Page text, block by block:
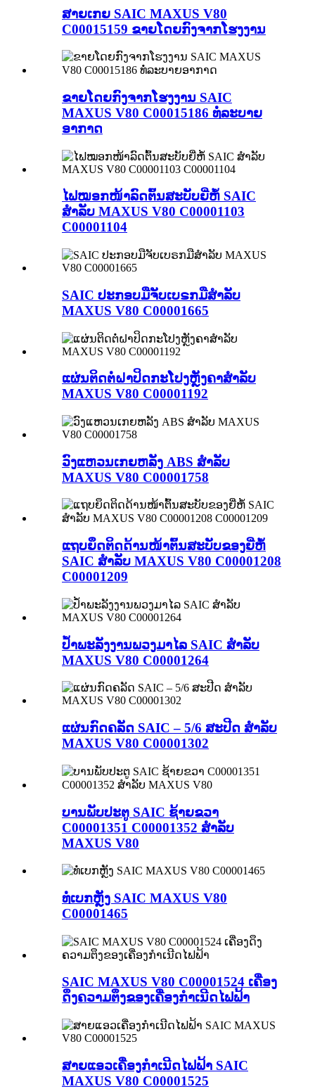
ສາຍເກຍ SAIC MAXUS V80
C00015159 ຂາຍໂດຍກົງຈາກໂຮງງານ
ຂາຍໂດຍກົງຈາກໂຮງງານ SAIC
MAXUS V80 C00015186 ທໍ່ລະບາຍ
ອາກາດ
ໄຟໝອກໜ້າລົດຕົ້ນສະບັບຍີ່ຫໍ້ SAIC
ສຳລັບ MAXUS V80 C00001103
C00001104
SAIC ປະກອບມືຈັບເບຣກມືສຳລັບ
MAXUS V80 C00001665
ແຜ່ນຕິດຕໍ່ຝາປິດກະໂປງຫຼັງຄາສຳລັບ
MAXUS V80 C00001192
ວົງແຫວນເກຍຫລັງ ABS ສຳລັບ
MAXUS V80 C00001758
ແຖບຍຶດຕິດດ້ານໜ້າຕົ້ນສະບັບຂອງຍີ່ຫໍ້
SAIC ສຳລັບ MAXUS V80 C00001208
C00001209
ປໍ້າພະລັງງານພວງມາໄລ SAIC ສຳລັບ
MAXUS V80 C00001264
ແຜ່ນກົດຄລັດ SAIC – 5/6 ສະປີດ ສຳລັບ
MAXUS V80 C00001302
ບານພັບປະຕູ SAIC ຊ້າຍຂວາ
C00001351 C00001352 ສຳລັບ
MAXUS V80
ທໍ່ເບກຫຼັງ SAIC MAXUS V80
C00001465
SAIC MAXUS V80 C00001524 ເຄື່ອງ
ດຶງຄວາມຕຶງຂອງເຄື່ອງກຳເນີດໄຟຟ້າ
ສາຍແອວເຄື່ອງກຳເນີດໄຟຟ້າ SAIC
MAXUS V80 C00001525